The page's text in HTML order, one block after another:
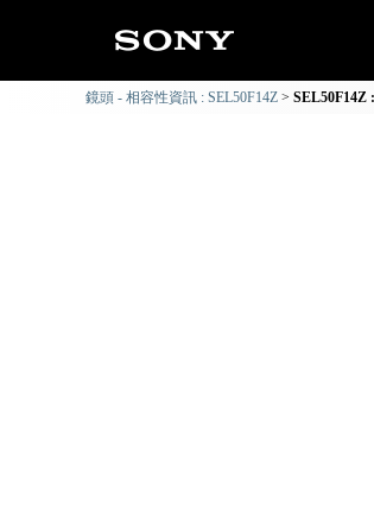
鏡頭 - 相容性資訊 : SEL50F14Z SEL50F14Z